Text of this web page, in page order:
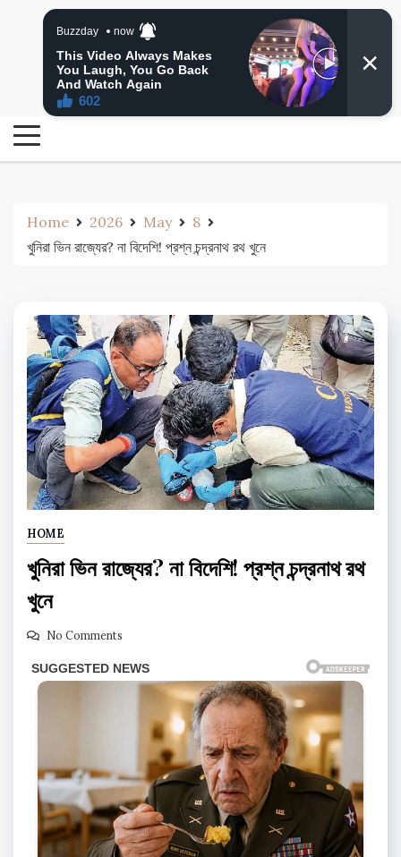
24 Ghanta Bangla News
24 Ghanta Bengali News
Home 2026 May
8
খুনিরা ভিন রাজ্যের? না বিদেশি! প্রশ্ন চন্দ্রনাথ রথ খুনে
HOME
খুনিরা ভিন রাজ্যের? না বিদেশি! প্রশ্ন চন্দ্রনাথ রথ
খুনে
No Comments